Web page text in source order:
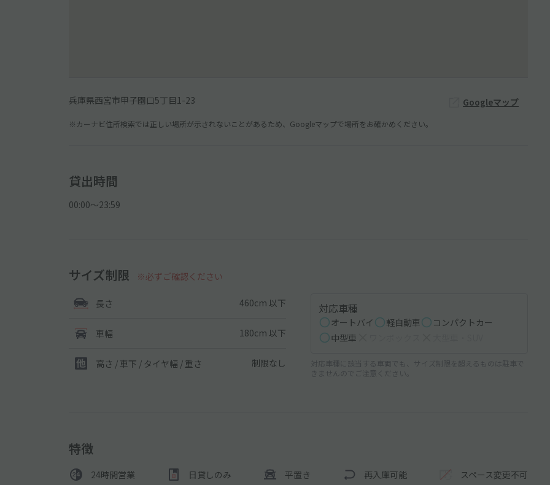
兵庫県西宮市甲子園口5丁目1-23 Googleマップ
※カーナビ住所検索では正しい場所が示されないことがあるため、Googleマップで場所をお確かめください。
貸出時間
00:00〜23:59
サイズ制限 ※必ずご確認ください
長さ 460cm 以下
車幅 180cm 以下
高さ / 車下 / タイヤ幅 / 重さ 制限なし
対応車種
オートバイ 軽自動車
コンパクトカー
中型車
対応車種に該当する車両でも、サイズ制限を超えるものは駐車で
きませんのでご注意ください。
特徴
24時間営業 日貸しのみ 平置き 再入庫可能 スペース変更不可